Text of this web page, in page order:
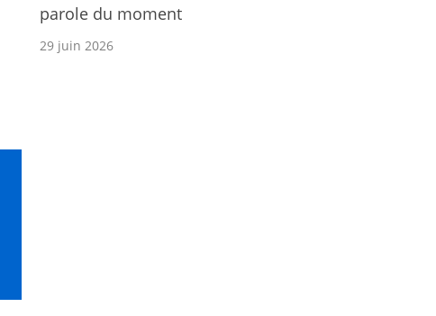
parole du moment
29 juin 2026